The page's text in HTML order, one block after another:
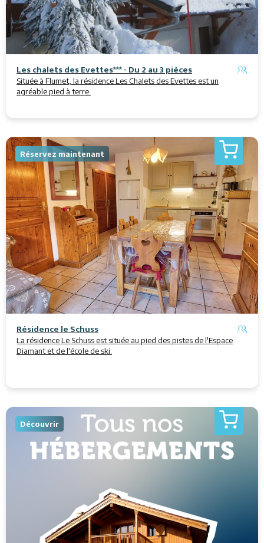
Les chalets des Evettes*** - Du 2 au 3 pièces
Située à Flumet, la résidence Les Chalets des Evettes est un
agréable pied à terre.
Réservez maintenant
Résidence le Schuss
La résidence Le Schuss est située au pied des pistes de l'Espace
Diamant et de l'école de ski.
Découvrir